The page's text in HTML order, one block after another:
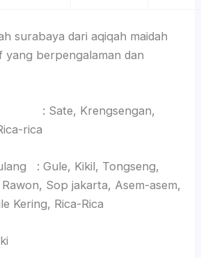
surabaya dari aqiqah maidah
yang berpengalaman dan
: Sate, Krengsengan,
rica
: Gule, Kikil, Tongseng,
Sop jakarta, Asem-asem,
Kering, Rica-Rica